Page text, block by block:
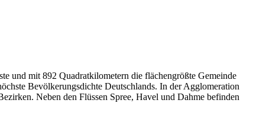
und mit 892 Quadratkilometern die flächengrößte Gemeinde
Bevölkerungsdichte Deutschlands. In der Agglomeration
Neben den Flüssen Spree, Havel und Dahme befinden